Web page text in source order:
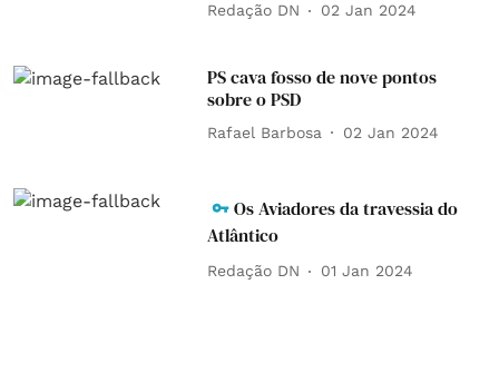
Redação DN 02 Jan 2024
PS cava fosso de nove pontos
sobre o PSD
Rafael Barbosa 02 Jan 2024
Os Aviadores da travessia do
Atlântico
Redação DN 01 Jan 2024